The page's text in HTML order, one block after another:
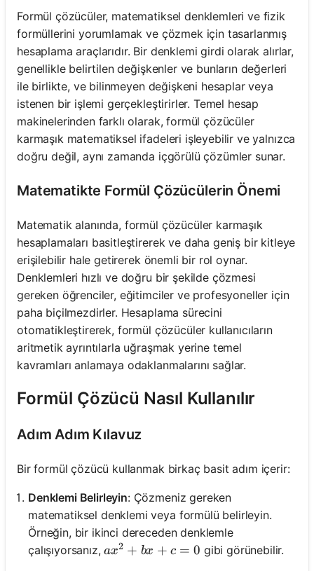
Formül çözücüler, matematiksel denklemleri ve fizik
formüllerini yorumlamak ve çözmek için tasarlanmış
hesaplama araçlarıdır. Bir denklemi girdi olarak alırlar,
genellikle belirtilen değişkenler ve bunların değerleri
ile birlikte, ve bilinmeyen değişkeni hesaplar veya
istenen bir işlemi gerçekleştirirler. Temel hesap
makinelerinden farklı olarak, formül çözücüler
karmaşık matematiksel ifadeleri işleyebilir ve yalnızca
doğru değil, aynı zamanda içgörülü çözümler sunar.
Matematikte Formül Çözücülerin Önemi
Matematik alanında, formül çözücüler karmaşık
hesaplamaları basitleştirerek ve daha geniş bir kitleye
erişilebilir hale getirerek önemli bir rol oynar.
Denklemleri hızlı ve doğru bir şekilde çözmesi
gereken öğrenciler, eğitimciler ve profesyoneller için
paha biçilmezdirler. Hesaplama sürecini
otomatikleştirerek, formül çözücüler kullanıcıların
aritmetik ayrıntılarla uğraşmak yerine temel
kavramları anlamaya odaklanmalarını sağlar.
Formül Çözücü Nasıl Kullanılır
Adım Adım Kılavuz
Bir formül çözücü kullanmak birkaç basit adım içerir:
Denklemi Belirleyin: Çözmeniz gereken
matematiksel denklemi veya formülü belirleyin.
Örneğin, bir ikinci dereceden denklemle
çalışıyorsanız,ax^2 + bx + c = 0
ax2 + bx + c = 0 gibi görünebilir.